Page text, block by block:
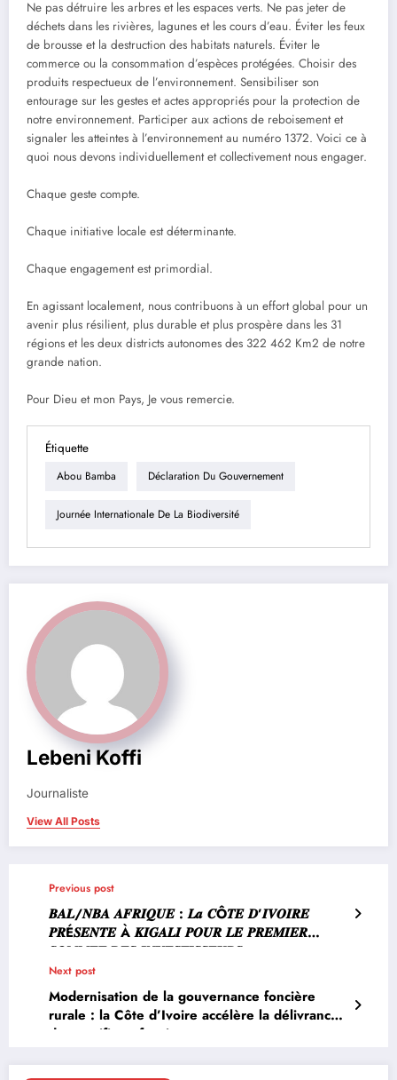
‎Ne pas détruire les arbres et les espaces verts. Ne pas jeter de
déchets dans les rivières, lagunes et les cours d’eau. Éviter les feux
de brousse et la destruction des habitats naturels. Éviter le
commerce ou la consommation d’espèces protégées. Choisir des
produits respectueux de l’environnement. Sensibiliser son
entourage sur les gestes et actes appropriés pour la protection de
notre environnement. Participer aux actions de reboisement et
signaler les atteintes à l’environnement au numéro 1372. Voici ce à
quoi nous devons individuellement et collectivement nous engager.
‎Chaque geste compte.
‎Chaque initiative locale est déterminante.
‎Chaque engagement est primordial.
‎En agissant localement, nous contribuons à un effort global pour un
avenir plus résilient, plus durable et plus prospère dans les 31
régions et les deux districts autonomes des 322 462 Km2 de notre
grande nation.
‎Pour Dieu et mon Pays, Je vous remercie.
Étiquette
Abou Bamba Déclaration Du Gouvernement
Journée Internationale De La Biodiversité
Lebeni Koffi
Journaliste
View All Posts
Previous post
𝑩𝑨𝑳/𝑵𝑩𝑨 𝑨𝑭𝑹𝑰𝑸𝑼𝑬 : 𝑳𝒂 𝑪Ô𝑻𝑬 𝑫’𝑰𝑽𝑶𝑰𝑹𝑬
𝑷𝑹É𝑺𝑬𝑵𝑻𝑬 À 𝑲𝑰𝑮𝑨𝑳𝑰 𝑷𝑶𝑼𝑹 𝑳𝑬 𝑷𝑹𝑬𝑴𝑰𝑬𝑹
𝑺𝑶𝑴𝑴𝑬𝑻 𝑫𝑬𝑺 𝑰𝑵𝑽𝑬𝑺𝑻𝑰𝑺𝑺𝑬𝑼𝑹𝑺
Next post
Modernisation de la gouvernance foncière
rurale : la Côte d’Ivoire accélère la délivrance
des certificats fonciers